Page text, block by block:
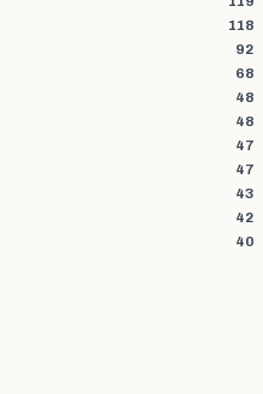
118
92
68
48
48
47
47
43
42
40